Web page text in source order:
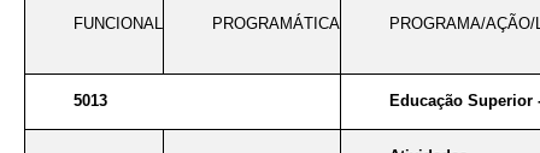
FUNCIONAL PROGRAMÁTICA PROGRAMA/
5013 Educação Superior